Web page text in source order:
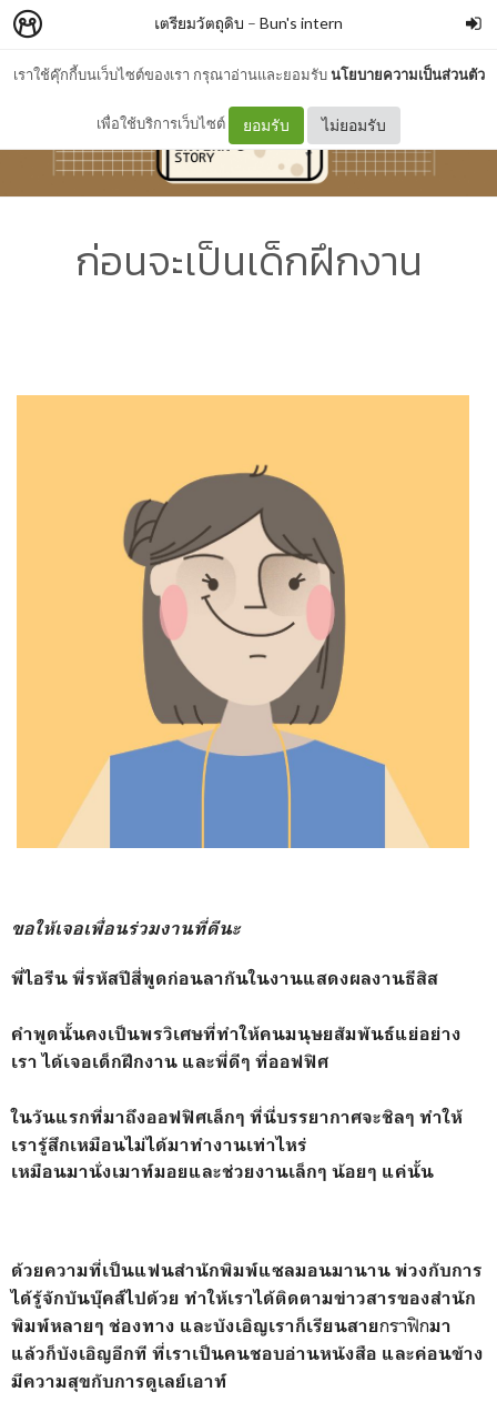
เราใช้คุ๊กกี้บนเว็บไซต์ของเรา กรุณาอ่านและยอมรับนโยบายความเป็นส่วนตัว
เพื่อใช้บริการเว็บไซต์ ยอมรับ ไม่ยอมรับ
เตรียมวัตถุดิบ – Bun's intern
ก่อนจะเป็นเด็กฝึกงาน
ขอให้เจอเพื่อนร่วมงานที่ดีนะ​
พี่ไอรีน พี่รหัสปีสี่พูดก่อนลากันในงานแสดงผลงานธีสิส
คำพูดนั้นคงเป็นพรวิเศษที่ทำให้คนมนุษยสัมพันธ์แย่อย่าง
เรา ได้เจอเด็กฝึกงาน และพี่ดีๆ ที่ออฟฟิศ
ในวันแรกที่มาถึงออฟฟิศเล็กๆ ที่นี่บรรยากาศจะชิลๆ ทำให้
เรารู้สึกเหมือนไม่ได้มาทำงานเท่าไหร่
เหมือนมานั่งเมาท์มอยและช่วยงานเล็กๆ น้อยๆ แค่นั้น
ด้วยความที่เป็นแฟนสำนักพิมพ์แซลมอนมานาน พ่วงกับการ
ได้รู้จักบันบุ๊คส์ไปด้วย ทำให้เราได้ติดตามข่าวสารของสำนัก
พิมพ์หลายๆ ช่องทาง และบังเอิญเราก็เรียนสายกราฟิกมา
แล้วก็บังเอิญอีกที ที่เราเป็นคนชอบอ่านหนังสือ และค่อนข้าง
มีความสุขกับการดูเลย์เอาท์